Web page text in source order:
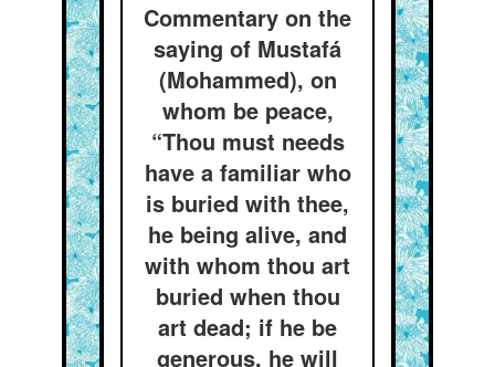
Commentary on the
saying of Mustafá
(Mohammed), on
whom be peace,
“Thou must needs
have a familiar who
is buried with thee,
he being alive, and
with whom thou art
buried when thou
art dead; if he be
generous, he will